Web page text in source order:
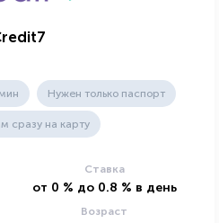
Нужен только паспорт
сразу на карту
Ставка
от 0 % до 0.8 % в день
Возраст